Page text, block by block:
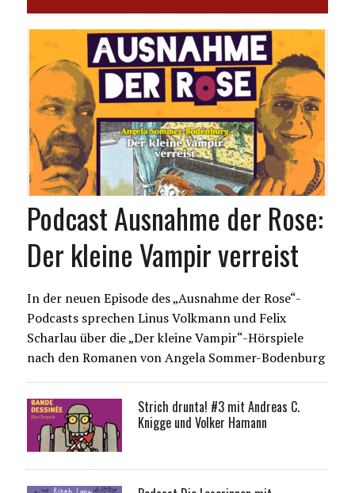
Podcast Ausnahme der Rose:
Der kleine Vampir verreist
In der neuen Episode des „Ausnahme der Rose“-
Podcasts sprechen Linus Volkmann und Felix
Scharlau über die „Der kleine Vampir“-Hörspiele
nach den Romanen von Angela Sommer-Bodenburg
Strich drunta! #3 mit Andreas C.
Knigge und Volker Hamann